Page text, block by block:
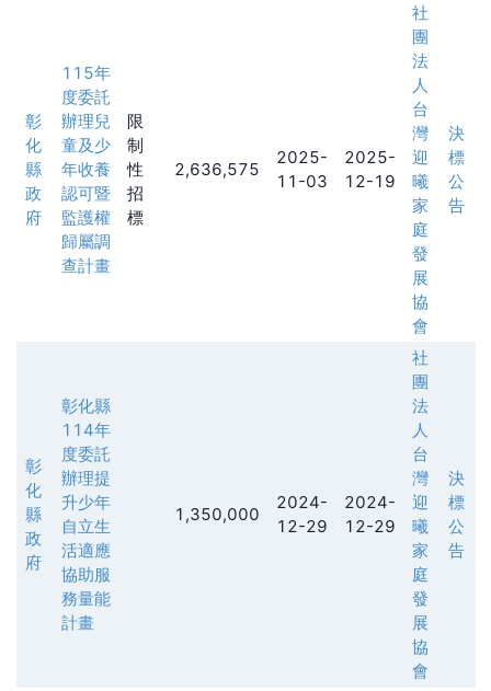
彰
化
縣
政
府
115年
度委託
辦理兒
童及少
年收養
認可暨
監護權
歸屬調
查計畫
限
制
性
招
標
2,636,575
2025-
11-03
2025-
12-19
社
團
法
人
台
灣
迎
曦
家
庭
發
展
協
會
決
標
公
告
彰
化
縣
政
府
彰化縣
114年
度委託
辦理提
升少年
自立生
活適應
協助服
務量能
計畫
1,350,000
2024-
12-29
2024-
12-29
社
團
法
人
台
灣
迎
曦
家
庭
發
展
協
會
決
標
公
告